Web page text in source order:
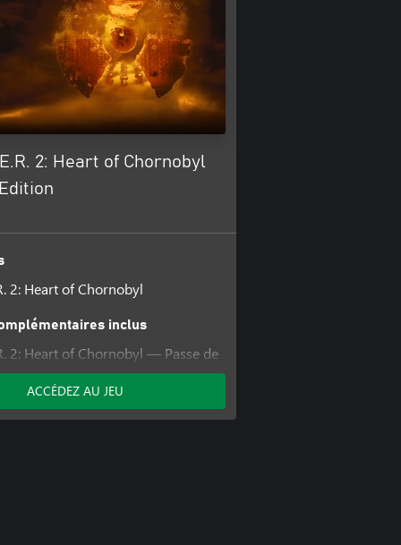
2: Heart of Chornobyl
2: Heart of Chornobyl
inclus
2: Heart of Chornobyl — Passe de
Edition
2: Heart of Chornobyl — Ultimate
Edition
ACCÉDEZ AU JEU